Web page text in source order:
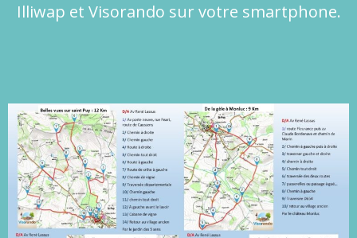
Illiwap et Visorando sur votre smartphone.